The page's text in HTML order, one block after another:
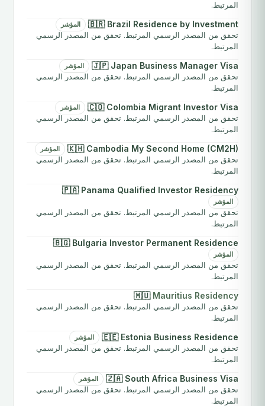
المرتبط.
🇧🇷 Brazil Residence by Investment المؤشر
تحقق من المصدر الرسمي المرتبط. تحقق من المصدر الرسمي
المرتبط.
🇯🇵 Japan Business Manager Visa المؤشر
تحقق من المصدر الرسمي المرتبط. تحقق من المصدر الرسمي
المرتبط.
🇨🇴 Colombia Migrant Investor Visa المؤشر
تحقق من المصدر الرسمي المرتبط. تحقق من المصدر الرسمي
المرتبط.
🇰🇭 Cambodia My Second Home (CM2H) المؤشر
تحقق من المصدر الرسمي المرتبط. تحقق من المصدر الرسمي
المرتبط.
🇵🇦 Panama Qualified Investor Residency
المؤشر
تحقق من المصدر الرسمي المرتبط. تحقق من المصدر الرسمي
المرتبط.
🇧🇬 Bulgaria Investor Permanent Residence
المؤشر
تحقق من المصدر الرسمي المرتبط. تحقق من المصدر الرسمي
المرتبط.
🇲🇺 Mauritius Residency
تحقق من المصدر الرسمي المرتبط. تحقق من المصدر الرسمي
المرتبط.
🇪🇪 Estonia Business Residence المؤشر
تحقق من المصدر الرسمي المرتبط. تحقق من المصدر الرسمي
المرتبط.
🇿🇦 South Africa Business Visa المؤشر
تحقق من المصدر الرسمي المرتبط. تحقق من المصدر الرسمي
المرتبط.